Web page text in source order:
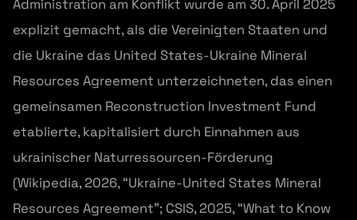
Administration am Konflikt wurde am 30. April 2025
explizit gemacht, als die Vereinigten Staaten und
die Ukraine das United States-Ukraine Mineral
Resources Agreement unterzeichneten, das einen
gemeinsamen Reconstruction Investment Fund
etablierte, kapitalisiert durch Einnahmen aus
ukrainischer Naturressourcen-Förderung
(Wikipedia, 2026, “Ukraine-United States Mineral
Resources Agreement”; CSIS, 2025, “What to Know